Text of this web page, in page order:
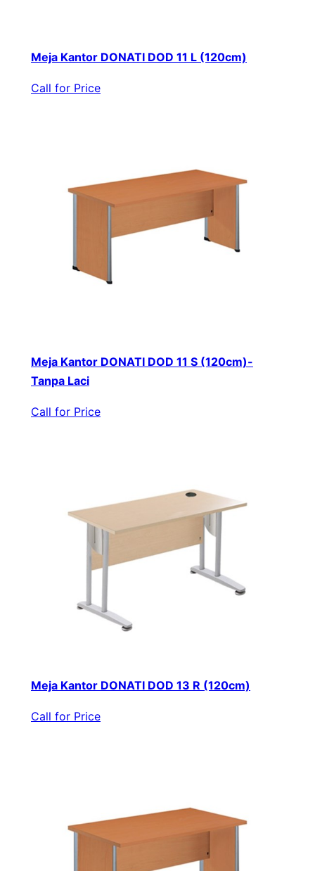
Meja Kantor DONATI DOD 11 L (120cm)
Call for Price
Meja Kantor DONATI DOD 11 S (120cm)-
Tanpa Laci
Call for Price
Meja Kantor DONATI DOD 13 R (120cm)
Call for Price